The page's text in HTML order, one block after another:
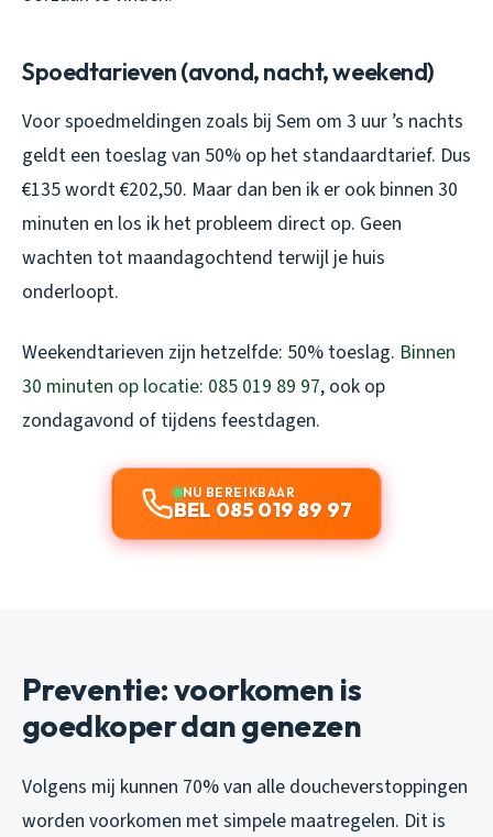
Spoedtarieven (avond, nacht, weekend)
Voor spoedmeldingen zoals bij Sem om 3 uur ’s nachts
geldt een toeslag van 50% op het standaardtarief. Dus
€135 wordt €202,50. Maar dan ben ik er ook binnen 30
minuten en los ik het probleem direct op. Geen
wachten tot maandagochtend terwijl je huis
onderloopt.
Weekendtarieven zijn hetzelfde: 50% toeslag. Binnen
30 minuten op locatie: 085 019 89 97, ook op
zondagavond of tijdens feestdagen.
NU BEREIKBAAR
BEL 085 019 89 97
Preventie: voorkomen is
goedkoper dan genezen
Volgens mij kunnen 70% van alle doucheverstoppingen
worden voorkomen met simpele maatregelen. Dit is